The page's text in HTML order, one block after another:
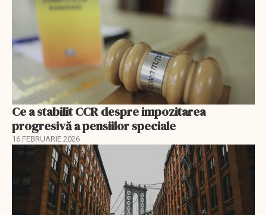
Ce a stabilit CCR despre impozitarea
progresivă a pensiilor speciale
16 FEBRUARIE 2026